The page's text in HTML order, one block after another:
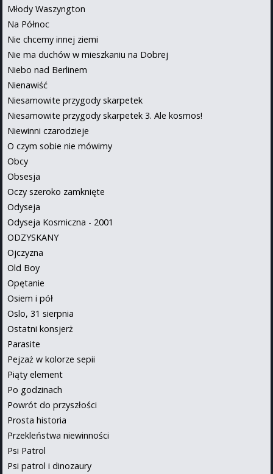
Młody Waszyngton
Na Północ
Nie chcemy innej ziemi
Nie ma duchów w mieszkaniu na Dobrej
Niebo nad Berlinem
Nienawiść
Niesamowite przygody skarpetek
Niesamowite przygody skarpetek 3. Ale kosmos!
Niewinni czarodzieje
O czym sobie nie mówimy
Obcy
Obsesja
Oczy szeroko zamknięte
Odyseja
Odyseja Kosmiczna - 2001
ODZYSKANY
Ojczyzna
Old Boy
Opętanie
Osiem i pół
Oslo, 31 sierpnia
Ostatni konsjerż
Parasite
Pejzaż w kolorze sepii
Piąty element
Po godzinach
Powrót do przyszłości
Prosta historia
Przekleństwa niewinności
Psi Patrol
Psi patrol i dinozaury